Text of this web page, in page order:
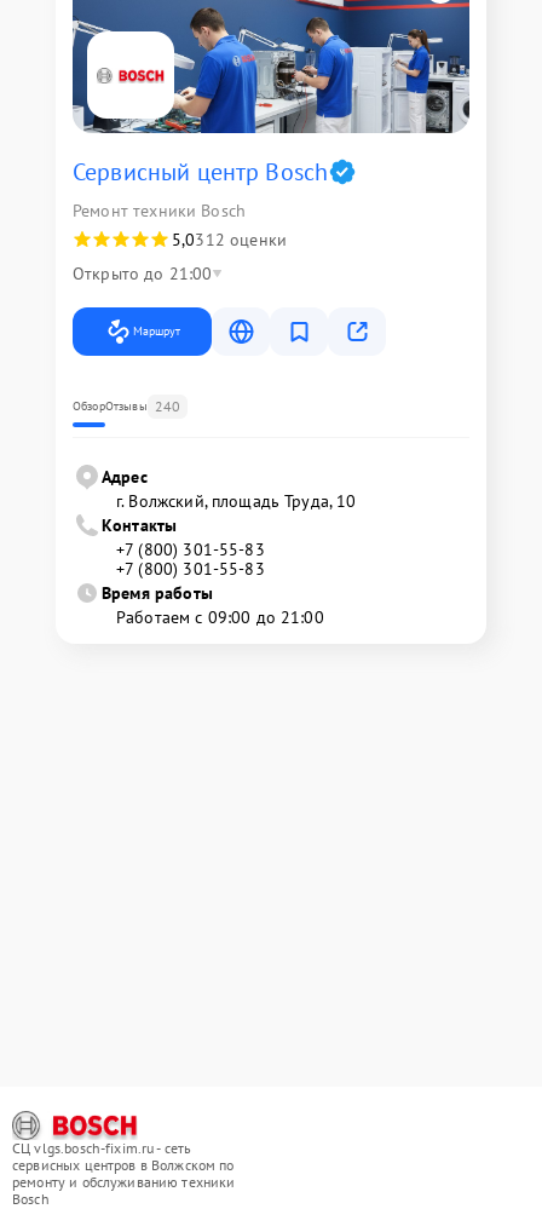
Сервисный центр Bosch
Ремонт техники Bosch
5,0312 оценки
Открыто до 21:00
Маршрут
ОбзорОтзывы 240
Адрес
г. Волжский, площадь Труда, 10
Контакты
+7 (800) 301-55-83
+7 (800) 301-55-83
Время работы
Работаем с 09:00 до 21:00
СЦ vlgs.bosch-fixim.ru - сеть
сервисных центров в Волжском по
ремонту и обслуживанию техники
Bosch